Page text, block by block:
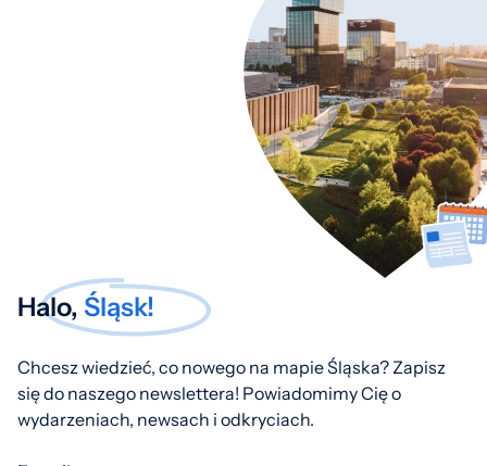
Halo, Śląsk!
Chcesz wiedzieć, co nowego na mapie Śląska? Zapisz
się do naszego newslettera! Powiadomimy Cię o
wydarzeniach, newsach i odkryciach.